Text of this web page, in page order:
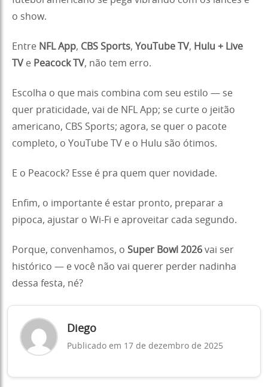
o show.
Entre NFL App, CBS Sports, YouTube TV, Hulu + Live
TV e Peacock TV, não tem erro.
Escolha o que mais combina com seu estilo — se
quer praticidade, vai de NFL App; se curte o jeitão
americano, CBS Sports; agora, se quer o pacote
completo, o YouTube TV e o Hulu são ótimos.
E o Peacock? Esse é pra quem quer novidade.
Enfim, o importante é estar pronto, preparar a
pipoca, ajustar o Wi-Fi e aproveitar cada segundo.
Porque, convenhamos, o Super Bowl 2026 vai ser
histórico — e você não vai querer perder nadinha
dessa festa, né?
Diego
Publicado em 17 de dezembro de 2025